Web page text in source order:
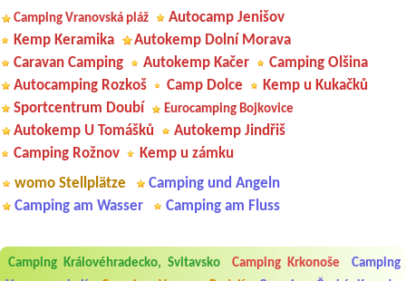
Camping Vranovská pláž
Autocamp Jenišov
Kemp Keramika
Autokemp Dolní Morava
Caravan Camping
Autokemp Kačer
Camping Olšina
Autocamping Rozkoš
Camp Dolce
Kemp u Kukačků
Sportcentrum Doubí
Eurocamping Bojkovice
Autokemp U Tomášků
Autokemp Jindřiš
Camping Rožnov
Kemp u zámku
womo Stellplätze
Camping und Angeln
Camping am Wasser
Camping am Fluss
Camping Královéhradecko, Svitavsko Camping Krkonoše
Camping
Aneta Melicharová***
Byli jsme zde v týdnu od 25.7. do 1.8. 2026. Kemp jako takový je pěkný.